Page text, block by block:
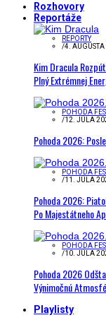
Rozhovory
Reportáže
REPORTY
/4.
Kim Dracula
Plný Extrémnej
POHODA
/12. JÚLA
Pohoda 2026:
POHODA
/11. JÚLA
Pohoda 2026:
Po Majestátneho
POHODA
/10. JÚLA
Pohoda 2026
Výnimočnú
Playlisty